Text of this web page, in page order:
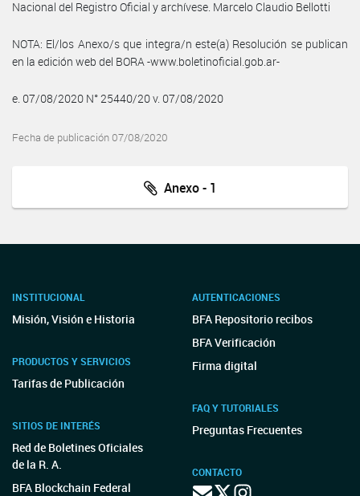
Nacional del Registro Oficial y archívese. Marcelo Claudio Bellotti
NOTA: El/los Anexo/s que integra/n este(a) Resolución se publican
en la edición web del BORA -www.boletinoficial.gob.ar-
e. 07/08/2020 N° 25440/20 v. 07/08/2020
Fecha de publicación 07/08/2020
Anexo - 1
INSTITUCIONAL
Misión, Visión e Historia
PRODUCTOS Y SERVICIOS
Tarifas de Publicación
SITIOS DE INTERÉS
Red de Boletines Oficiales
de la R. A.
BFA Blockchain Federal
AUTENTICACIONES
BFA Repositorio recibos
BFA Verificación
Firma digital
FAQ Y TUTORIALES
Preguntas Frecuentes
CONTACTO